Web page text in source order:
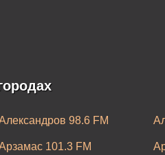
98.6 FM
101.3 FM